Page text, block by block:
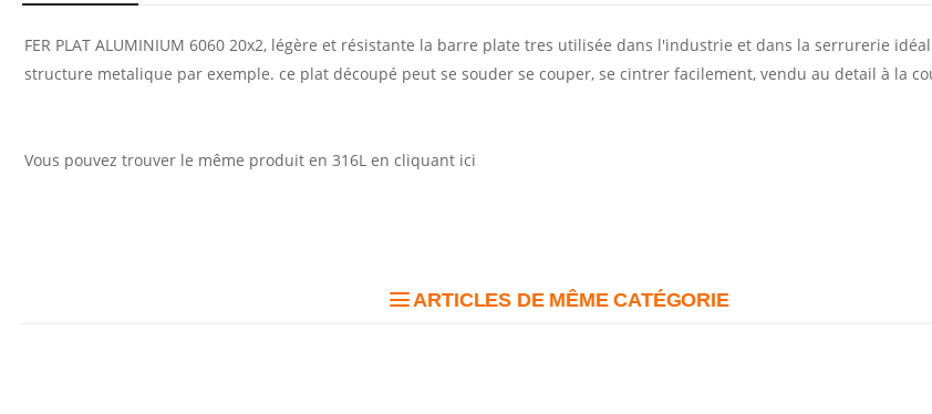
TRIANGLE Tete bombée
555,75€585,00€
FER PLAT ALUMINIUM 6060 20x2, légère et résistante la barre plate tres utilisée dans l'industrie et dans la serrurerie
structure metalique par exemple. ce plat découpé peut se souder se couper, se cintrer facilement, vendu au detail à la
Vous pouvez trouver le même produit en 316L en cliquant ici
ARTICLES DE MÊME CATÉGORIE